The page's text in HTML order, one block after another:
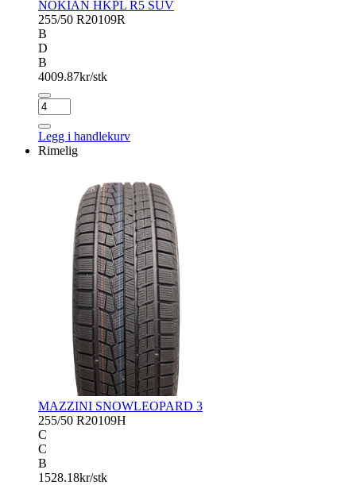
NOKIAN HKPL R5 SUV
255/50 R20109R
B
D
B
4009.87kr/stk
NOKIAN
HKPL
R5
SUV
Legg i handlekurv
Rimelig
MAZZINI SNOWLEOPARD 3
255/50 R20109H
C
C
B
1528.18kr/stk